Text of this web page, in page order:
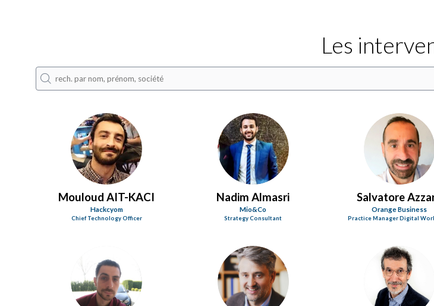
Les
MA
Mouloud AIT-KACI
Hackcyom
Chief Technology Officer
NA
Nadim Almasri
Mio&Co
Strategy Consultant
SA
Salvatore
Orange Business
Practice Manager Digital
AB MB VB